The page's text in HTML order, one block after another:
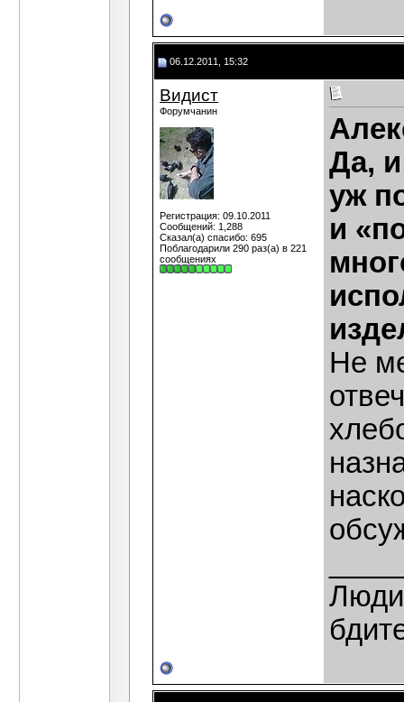
06.12.2011, 15:32
Видист
Форумчанин
Регистрация: 09.10.2011
Сообщений: 1,288
Сказал(а) спасибо: 695
Поблагодарили 290 раз(а) в 221
сообщениях
Да,
уж
и
Не